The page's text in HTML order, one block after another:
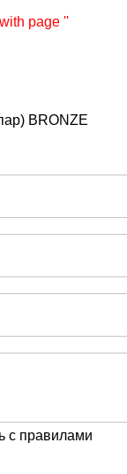
page ''
BRONZE
с правилами